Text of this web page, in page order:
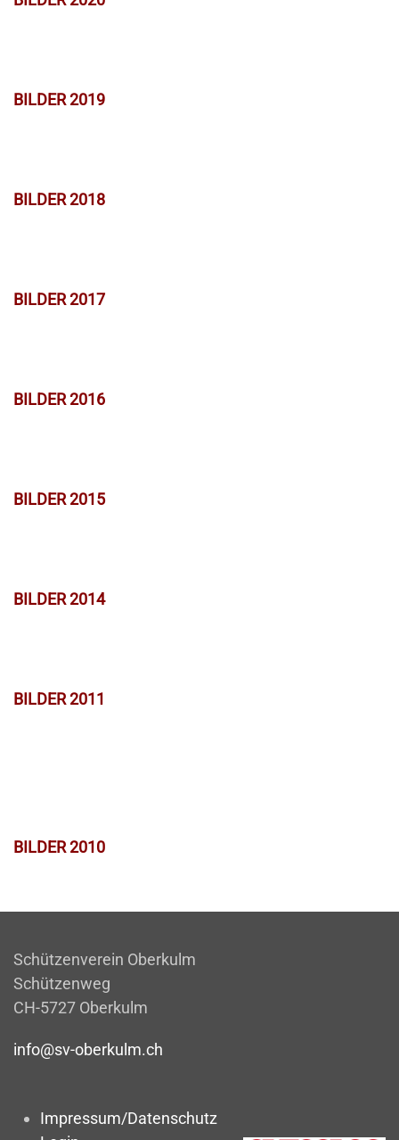
BILDER 2019
BILDER 2018
BILDER 2017
BILDER 2016
BILDER 2015
BILDER 2014
BILDER 2011
BILDER 2010
Schützenverein Oberkulm
Schützenweg
CH-5727 Oberkulm
info@sv-oberkulm.ch
Impressum/Datenschutz